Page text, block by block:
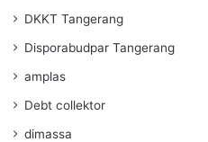
DKKT Tangerang
Disporabudpar Tangerang
amplas
Debt collektor
dimassa